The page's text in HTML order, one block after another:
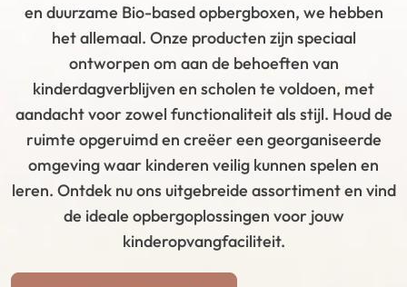
en duurzame Bio-based opbergboxen, we hebben
het allemaal. Onze producten zijn speciaal
ontworpen om aan de behoeften van
kinderdagverblijven en scholen te voldoen, met
aandacht voor zowel functionaliteit als stijl. Houd de
ruimte opgeruimd en creëer een georganiseerde
omgeving waar kinderen veilig kunnen spelen en
leren. Ontdek nu ons uitgebreide assortiment en vind
de ideale opbergoplossingen voor jouw
kinderopvangfaciliteit.